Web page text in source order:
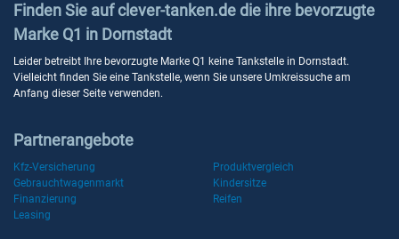
Finden Sie auf clever-tanken.de die ihre bevorzugte
Marke Q1 in Dornstadt
Leider betreibt Ihre bevorzugte Marke Q1 keine Tankstelle in Dornstadt.
Vielleicht finden Sie eine Tankstelle, wenn Sie unsere Umkreissuche am
Anfang dieser Seite verwenden.
Partnerangebote
Kfz-Versicherung
Produktvergleich
Gebrauchtwagenmarkt
Kindersitze
Finanzierung
Reifen
Leasing